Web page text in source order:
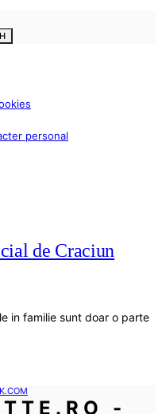
personal
de Craciun
in familie sunt doar o parte